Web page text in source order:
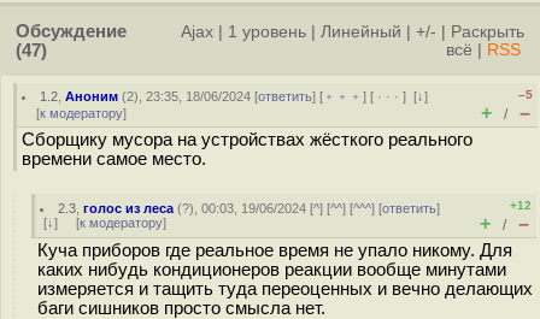
Обсуждение
(47)
Ajax 1 уровень Линейный +/-
Раскрыть
всё
RSS
1.2 ,Аноним (2), 23:35, 18/06/2024 [ответить] [ ﹢﹢﹢] [ · · ·][↓]
[к модератору]
–5
+ / –
Сборщику мусора на устройствах жёсткого реального
времени самое место.
2.3 ,голос из леса (?), 00:03, 19/06/2024 [^] [^^] [^^^] [ответить]
[↓] [к модератору]
+12
+ / –
Куча приборов где реальное время не упало никому. Для
каких нибудь кондиционеров реакции вообще минутами
измеряется и тащить туда переоценных и вечно делающих
баги сишников просто смысла нет.